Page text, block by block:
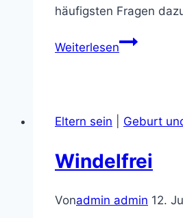
häufigsten Fragen
WeiterlesenAbstillen
ohne
Eltern sein Geburt
Windelfrei
Vonadmin admin 12.